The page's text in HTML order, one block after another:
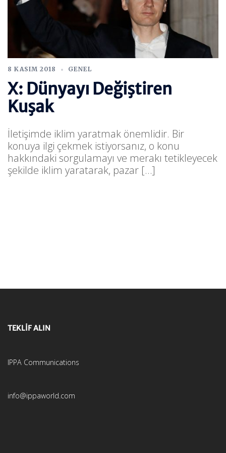
8 KASIM 2018 GENEL
X: Dünyayı Değiştiren
Kuşak
İletişimde iklim yaratmak önemlidir. Bir
konuya ilgi çekmek istiyorsanız, o konu
hakkındaki sorgulamayı ve merakı tetikleyecek
şekilde iklim yaratarak, pazar […]
TEKLİF ALIN
IPPA Communications
info@ippaworld.com